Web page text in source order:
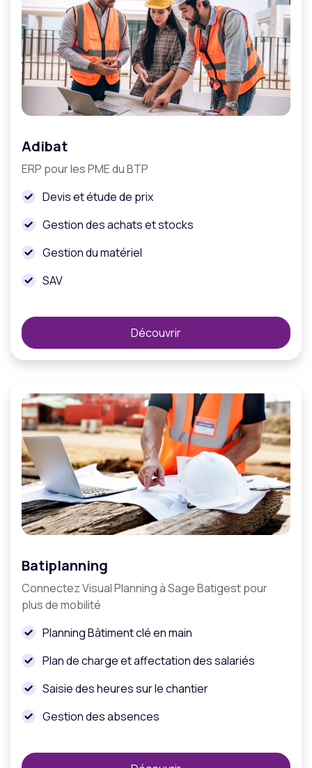
Adibat
ERP pour les PME du BTP
Devis et étude de prix
Gestion des achats et stocks
Gestion du matériel
SAV
Découvrir
Batiplanning
Connectez Visual Planning à Sage Batigest pour
plus de mobilité
Planning Bâtiment clé en main
Plan de charge et affectation des salariés
Saisie des heures sur le chantier
Gestion des absences